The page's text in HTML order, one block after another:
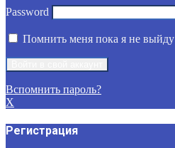
Password
Помнить меня пока я не выйду
Вспомнить пароль?
X
Регистрация